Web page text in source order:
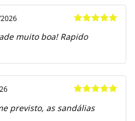
de 5
muito boa! Rapido
de 5
previsto, as sandálias